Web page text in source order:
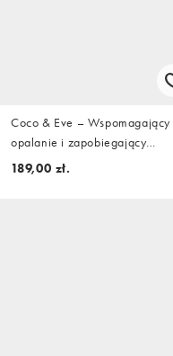
Coco & Eve – Wspomagający
opalanie i zapobiegający
starzeniu się skóry olejek do
189,00 zł.